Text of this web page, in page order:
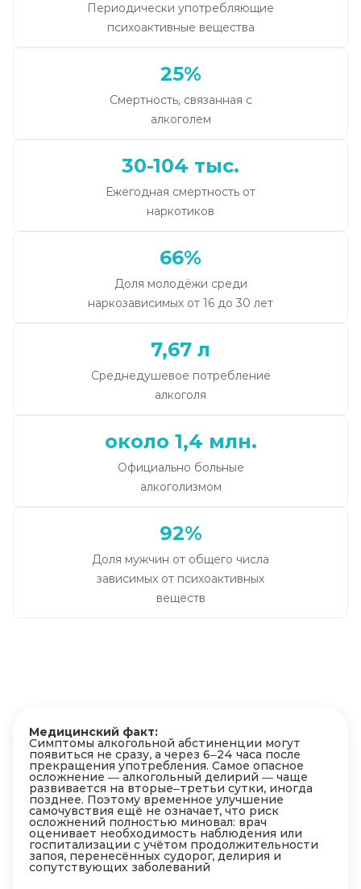
Периодически употребляющие
психоактивные вещества
25%
Смертность, связанная с
алкоголем
30-104 тыс.
Ежегодная смертность от
наркотиков
66%
Доля молодёжи среди
наркозависимых от 16 до 30 лет
7,67 л
Среднедушевое потребление
алкоголя
около 1,4 млн.
Официально больные
алкоголизмом
92%
Доля мужчин от общего числа
зависимых от психоактивных
веществ
Медицинский факт:
Симптомы алкогольной абстиненции могут
появиться не сразу, а через 6–24 часа после
прекращения употребления. Самое опасное
осложнение — алкогольный делирий — чаще
развивается на вторые–третьи сутки, иногда
позднее. Поэтому временное улучшение
самочувствия ещё не означает, что риск
осложнений полностью миновал: врач
оценивает необходимость наблюдения или
госпитализации с учётом продолжительности
запоя, перенесённых судорог, делирия и
сопутствующих заболеваний